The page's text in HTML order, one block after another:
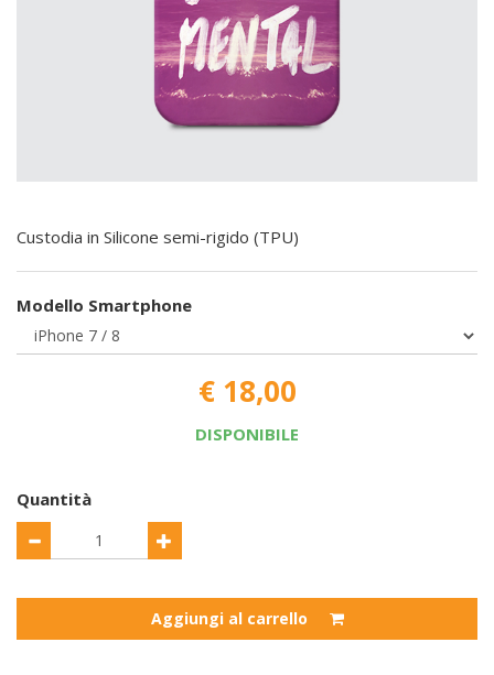
Custodia in Silicone semi-rigido (TPU)
Modello Smartphone
€ 18,00
DISPONIBILE
Quantità
Aggiungi al carrello